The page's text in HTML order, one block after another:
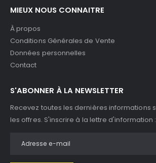
MIEUX NOUS CONNAITRE
À propos
Conditions Générales de Vente
Données personnelles
Contact
S'ABONNER À LA NEWSLETTER
Recevez toutes les dernières informations
les offres. S'inscrire à la lettre d'information :